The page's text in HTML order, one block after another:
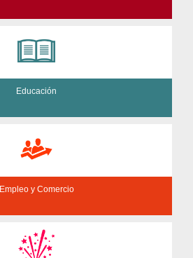
Educación
Empleo y Comercio